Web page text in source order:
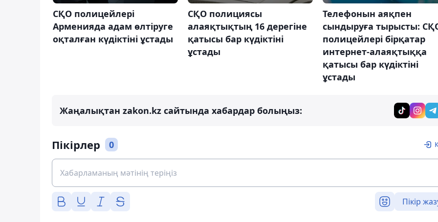
СҚО полицейлері
Арменияда адам өлтіруге
оқталған күдіктіні ұстады
СҚО полициясы
алаяқтықтың 16 дерегіне
қатысы бар күдіктіні
ұстады
Телефонын аяқпен
сындыруға тырысты:
полицейлері бірқатар
интернет-алаяқтыққа
қатысы бар күдіктіні
ұстады
Жаңалықтан zakon.kz сайтында хабардар болыңыз:
Пікірлер 0
Пікір